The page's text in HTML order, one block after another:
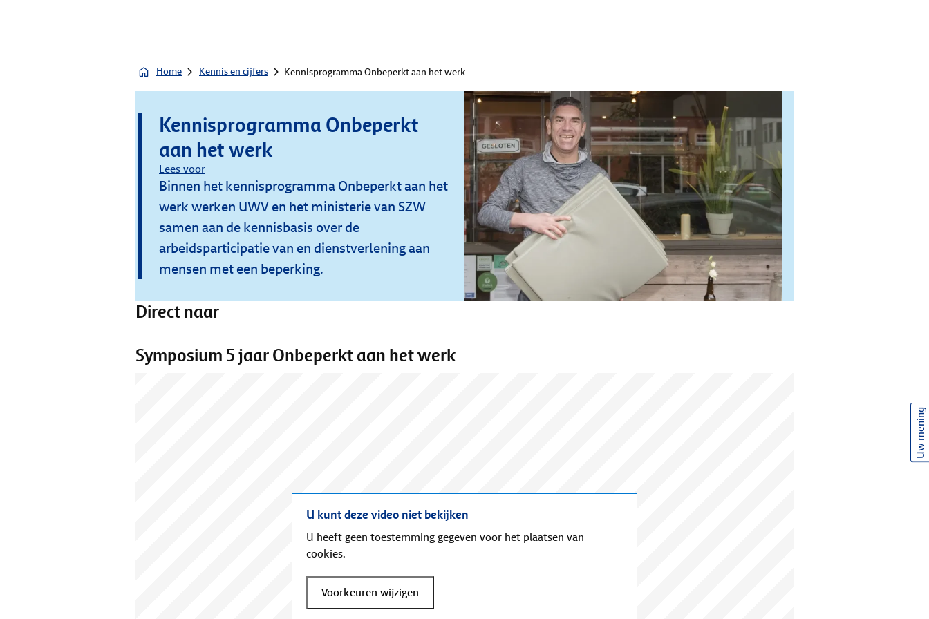
Home Kennis en cijfers Kennisprogramma Onbeperkt aan het werk
Kennisprogramma Onbeperkt
aan het werk
Lees voor
Binnen het kennisprogramma Onbeperkt aan het
werk werken UWV en het ministerie van SZW
samen aan de kennisbasis over de
arbeidsparticipatie van en dienstverlening aan
mensen met een beperking.
Direct naar
Symposium 5 jaar Onbeperkt aan het werk
U kunt deze video niet bekijken
U heeft geen toestemming gegeven voor het plaatsen van
cookies.
Voorkeuren wijzigen
Uw mening